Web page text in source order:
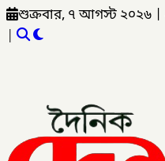
শুক্রবার, ৭ আগস্ট ২০২৬
|